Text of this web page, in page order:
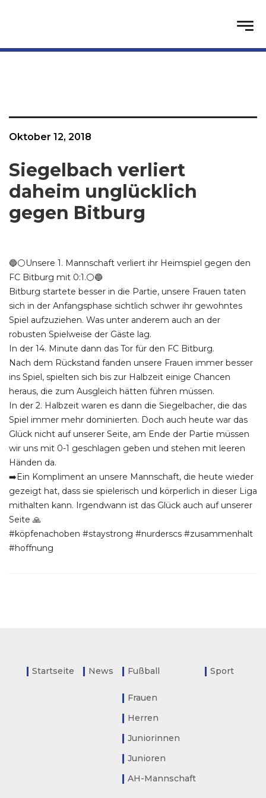
Oktober 12, 2018
Siegelbach verliert
daheim unglücklich
gegen Bitburg
🔵⚪️Unsere 1. Mannschaft verliert ihr Heimspiel gegen den
FC Bitburg mit 0:1.⚪️🔵
Bitburg startete besser in die Partie, unsere Frauen taten
sich in der Anfangsphase sichtlich schwer ihr gewohntes
Spiel aufzuziehen. Was unter anderem auch an der
robusten Spielweise der Gäste lag.
In der 14. Minute dann das Tor für den FC Bitburg.
Nach dem Rückstand fanden unsere Frauen immer besser
ins Spiel, spielten sich bis zur Halbzeit einige Chancen
heraus, die zum Ausgleich hätten führen müssen.
In der 2. Halbzeit waren es dann die Siegelbacher, die das
Spiel immer mehr dominierten. Doch auch heute war das
Glück nicht auf unserer Seite, am Ende der Partie müssen
wir uns mit 0-1 geschlagen geben und stehen mit leeren
Händen da.
➡️Ein Kompliment an unsere Mannschaft, die heute wieder
gezeigt hat, dass sie spielerisch und körperlich in dieser Liga
mithalten kann. Irgendwann ist das Glück auch auf unserer
Seite 🙏
#köpfenachoben #staystrong #nurderscs #zusammenhalt
#hoffnung
Startseite News Fußball
Frauen
Herren
Juniorinnen
Junioren
AH-Mannschaft
Sport